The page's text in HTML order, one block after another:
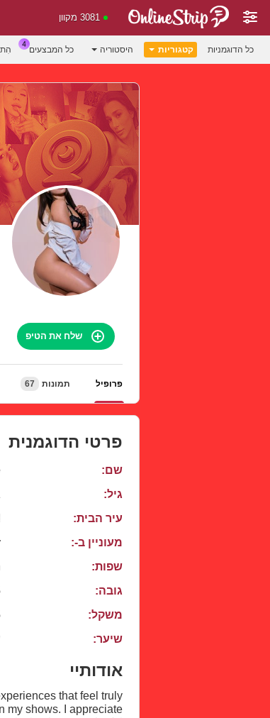
3081 מקוון
כל הדוגמניות קטגוריות היסטוריה כל המבצעים
שלח את הטיפ
פרופיל תמונות 67
פרטי הדוגמנית
שם:
גיל:
עיר הבית:
מעוניין ב-:
שפות:
גובה:
משקל:
שיער:
אודותיי
that feel truly